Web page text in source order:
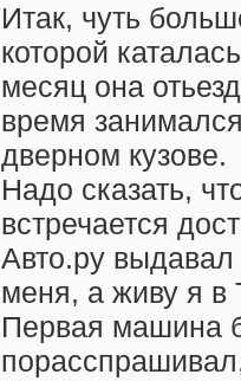
Итак, чуть
которой
месяц она
время
дверном кузове.
Надо сказать,
встречается
Авто.ру
меня, а живу я в
Первая машина